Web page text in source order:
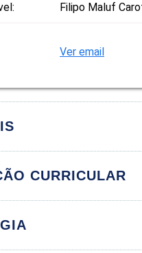
Filipo Maluf
Ver email
CURRICULAR